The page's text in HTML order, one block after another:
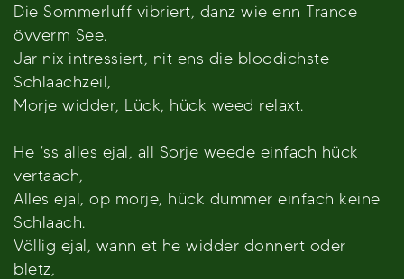
Die Sommerluff vibriert, danz wie enn Trance
övverm See.
Jar nix intressiert, nit ens die bloodichste
Schlaachzeil,
Morje widder, Lück, hück weed relaxt.
He ’ss alles ejal, all Sorje weede einfach hück
vertaach,
Alles ejal, op morje, hück dummer einfach keine
Schlaach.
Völlig ejal, wann et he widder donnert oder
bletz,